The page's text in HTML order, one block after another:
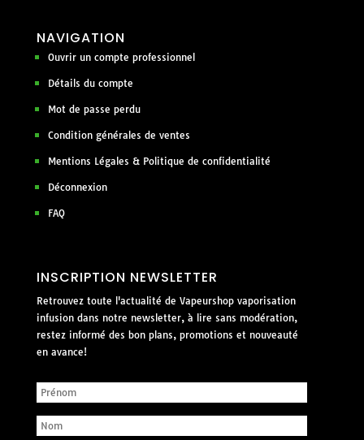
NAVIGATION
Ouvrir un compte professionnel
Détails du compte
Mot de passe perdu
Condition générales de ventes
Mentions Légales & Politique de confidentialité
Déconnexion
FAQ
INSCRIPTION NEWSLETTER
Retrouvez toute l'actualité de Vapeurshop vaporisation
infusion dans notre newsletter, à lire sans modération,
restez informé des bon plans, promotions et nouveauté
en avance!